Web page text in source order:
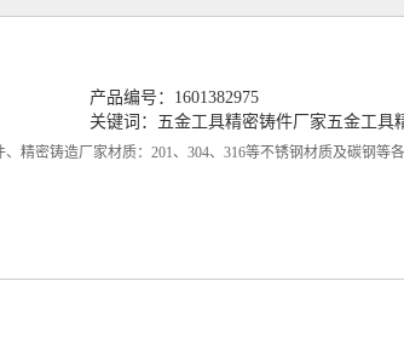
产品编号：1601382975
关键词： 五金工具精密铸件厂家五金工具
精密铸造厂家材质：201、304、316等不锈钢材质及碳钢等